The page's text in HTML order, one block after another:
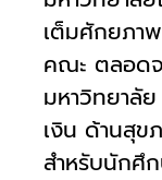
เต็มศักยภา
คณะ ตลอด
มหาวิทยาลั
เงิน ด้านสุข
สำหรับนักศึ